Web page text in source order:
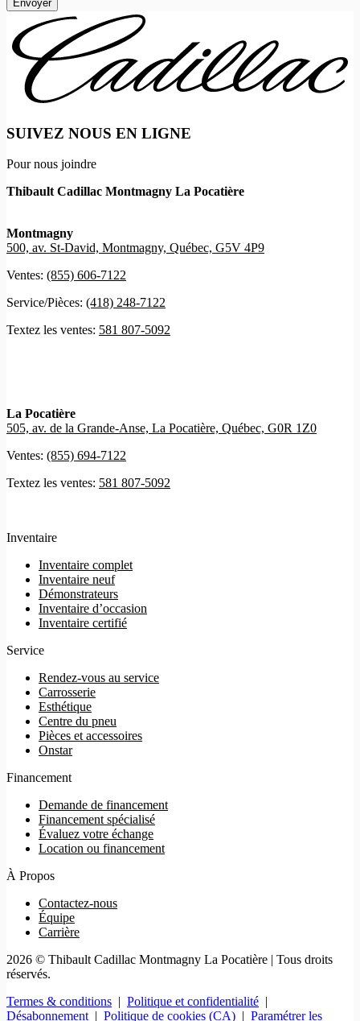
SUIVEZ NOUS EN LIGNE
Pour nous joindre
Thibault Cadillac Montmagny La Pocatière
Montmagny
500, av. St-David, Montmagny, Québec, G5V 4P9
Ventes: (855) 606-7122
Service/Pièces: (418) 248-7122
Textez les ventes: 581 807-5092
La Pocatière
505, av. de la Grande-Anse, La Pocatière, Québec, G0R 1Z0
Ventes: (855) 694-7122
Textez les ventes: 581 807-5092
Inventaire
Inventaire complet
Inventaire neuf
Démonstrateurs
Inventaire d’occasion
Inventaire certifié
Service
Rendez-vous au service
Carrosserie
Esthétique
Centre du pneu
Pièces et accessoires
Onstar
Financement
Demande de financement
Financement spécialisé
Évaluez votre échange
Location ou financement
À Propos
Contactez-nous
Équipe
Carrière
2026 © Thibault Cadillac Montmagny La Pocatière | Tous droits
réservés.
Termes & conditions
Politique et confidentialité
Désabonnement| Politique de cookies (CA) Paramétrer les